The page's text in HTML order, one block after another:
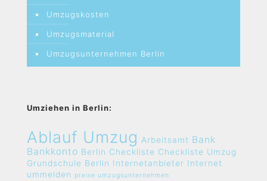
Umzugskosten
Umzugsmaterial
Umzugsunternehmen Berlin
Umziehen in Berlin:
Ablauf Umzug Arbeitsamt Bank
Bankkonto Berlin Checkliste Checkliste Umzug
Grundschule Berlin Internetanbieter Internet
ummelden
preise umzugsunternehmen